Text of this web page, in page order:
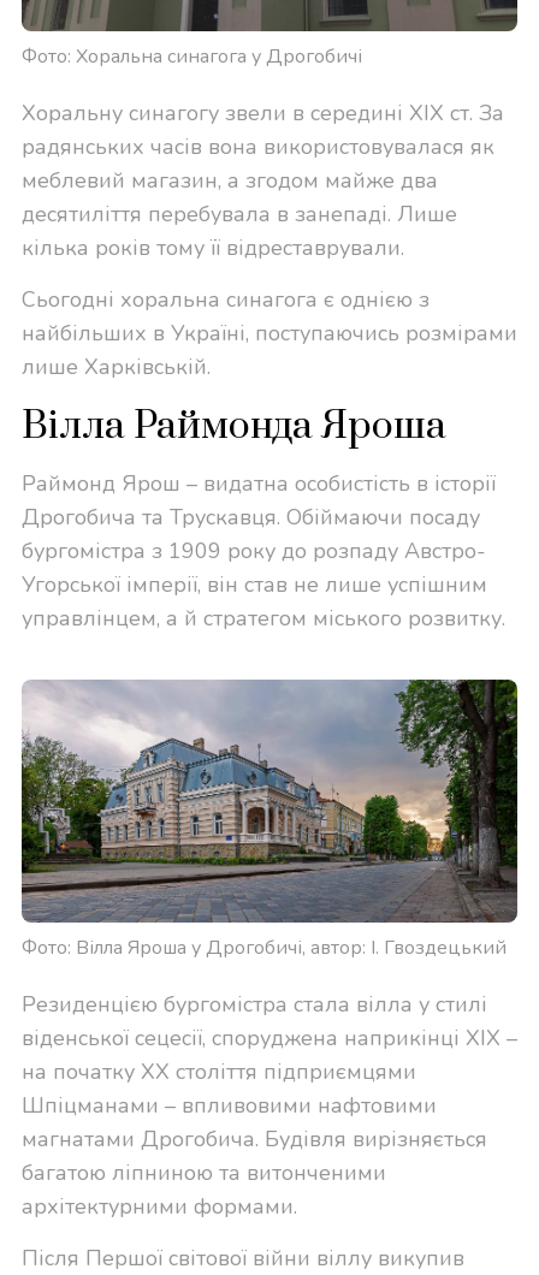
Фото: Хоральна синагога у Дрогобичі
Хоральну синагогу звели в середині XIX ст. За
радянських часів вона використовувалася як
меблевий магазин, а згодом майже два
десятиліття перебувала в занепаді. Лише
кілька років тому її відреставрували.
Сьогодні хоральна синагога є однією з
найбільших в Україні, поступаючись розмірами
лише Харківській.
Вілла Раймонда Яроша
Раймонд Ярош – видатна особистість в історії
Дрогобича та Трускавця. Обіймаючи посаду
бургомістра з 1909 року до розпаду Австро-
Угорської імперії, він став не лише успішним
управлінцем, а й стратегом міського розвитку.
Фото: Вілла Яроша у Дрогобичі, автор: І. Гвоздецький
Резиденцією бургомістра стала вілла у стилі
віденської сецесії, споруджена наприкінці XIX –
на початку XX століття підприємцями
Шпіцманами – впливовими нафтовими
магнатами Дрогобича. Будівля вирізняється
багатою ліпниною та витонченими
архітектурними формами.
Після Першої світової війни віллу викупив